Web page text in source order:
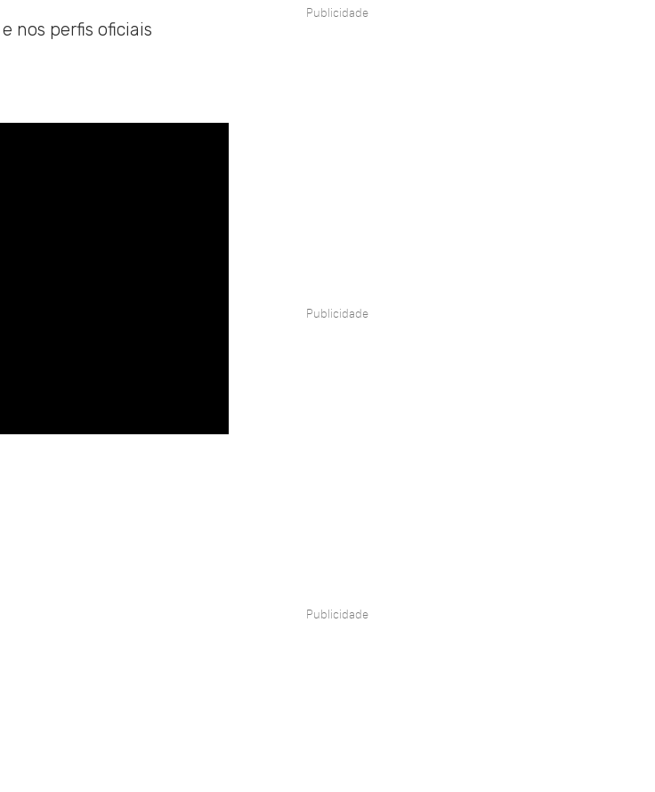
nos perfis oficiais
Publicidade
Publicidade
Publicidade